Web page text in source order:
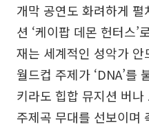
개막 공연도 화려하게
션 ‘케이팝 데몬 헌터스’
재는 세계적인 성악가
월드컵 주제가 ‘DNA’를
키라도 힙합 뮤지션 버
주제곡 무대를 선보이며